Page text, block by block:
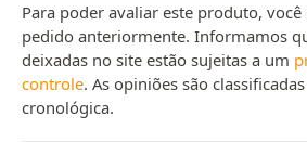
Para poder avaliar este produto,
pedido anteriormente. Informamos
deixadas no site estão sujeitas a um
controle. As opiniões são
cronológica.